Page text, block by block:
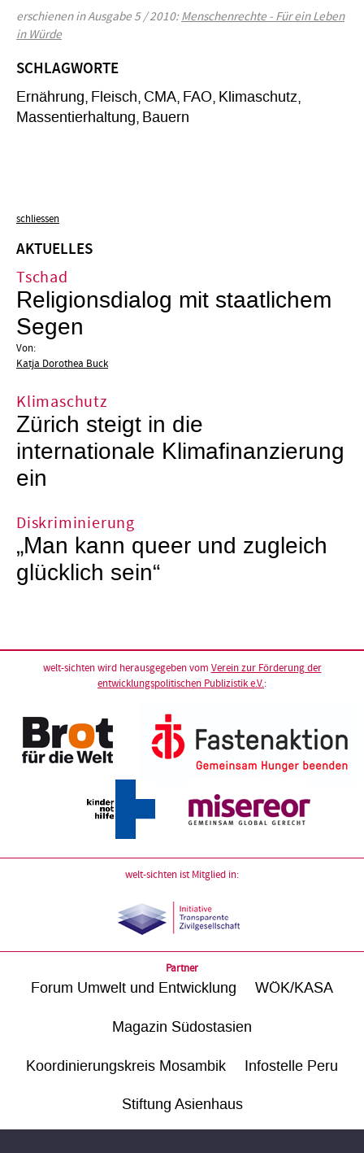
erschienen in Ausgabe 5 / 2010:Menschenrechte - Für ein Leben
in Würde
SCHLAGWORTE
Ernährung Fleisch CMA FAO Klimaschutz
Massentierhaltung Bauern
schliessen
AKTUELLES
Tschad
Religionsdialog mit staatlichem
Segen
Von:
Katja Dorothea Buck
Klimaschutz
Zürich steigt in die
internationale Klimafinanzierung
ein
Diskriminierung
„Man kann queer und zugleich
glücklich sein“
welt-sichten wird herausgegeben vom Verein zur Förderung der
entwicklungspolitischen Publizistik e.V.:
welt-sichten ist Mitglied in:
Partner
Forum Umwelt und Entwicklung WÖK/KASA
Magazin Südostasien
Koordinierungskreis Mosambik Infostelle Peru
Stiftung Asienhaus